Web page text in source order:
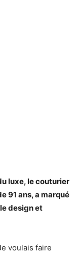
luxe, le couturier
91 ans, a marqué
design et
voulais faire